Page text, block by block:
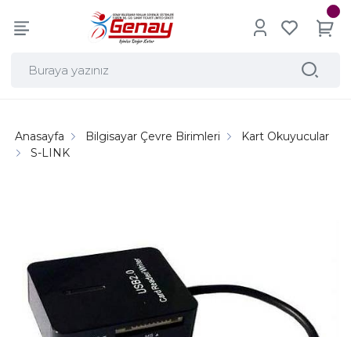
Anasayfa Bilgisayar Çevre Birimleri
Kart Okuyucular
S-LINK